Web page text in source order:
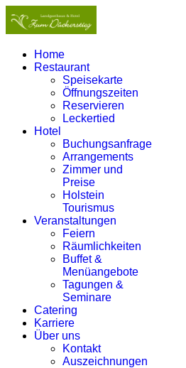
Home
Restaurant
Speisekarte
Öffnungszeiten
Reservieren
Leckertied
Hotel
Buchungsanfrage
Arrangements
Zimmer und
Preise
Holstein
Tourismus
Veranstaltungen
Feiern
Räumlichkeiten
Buffet &
Menüangebote
Tagungen &
Seminare
Catering
Karriere
Über uns
Kontakt
Auszeichnungen